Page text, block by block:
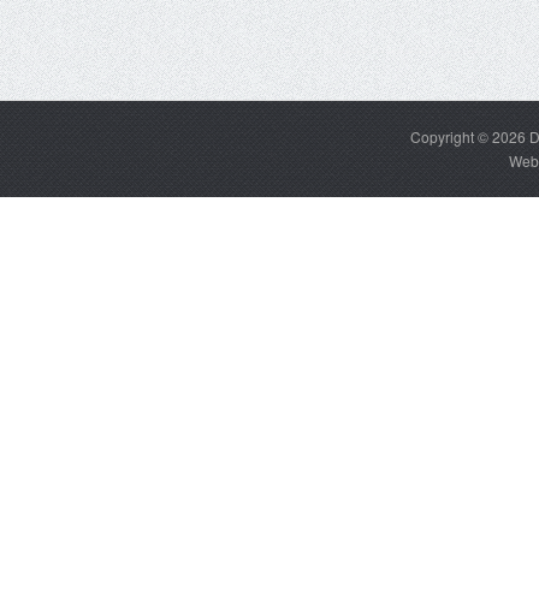
Copyright © 2026